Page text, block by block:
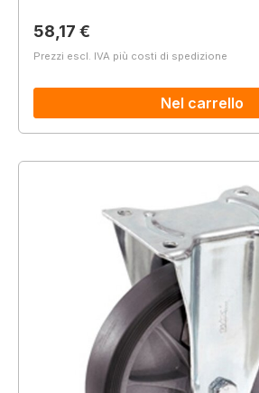
Prezzo normale:
58,17 €
Prezzi escl. IVA più costi di spedizione
Nel carrello